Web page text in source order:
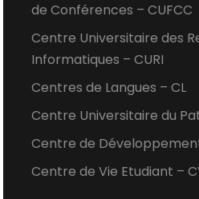
de Conférences – CUFCC
Centre Universitaire des
Informatiques – CURI
Centres de Langues – CL
Centre Universitaire du
Centre de
Centre de Vie Etudiant –